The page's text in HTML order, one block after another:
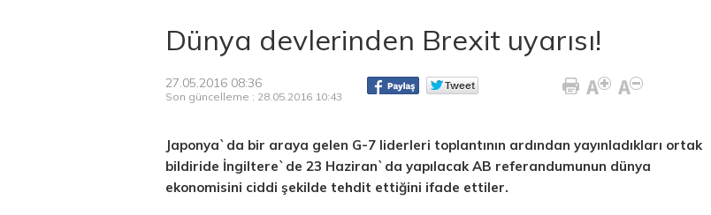
Dünya devlerinden Brexit uyarısı!
27.05.2016 08:36
Son güncelleme : 28.05.2016 10:43
Japonya`da bir araya gelen G-7 liderleri toplantının ardından yayınladıkları ortak
bildiride İngiltere`de 23 Haziran`da yapılacak AB referandumunun dünya
ekonomisini ciddi şekilde tehdit ettiğini ifade ettiler.